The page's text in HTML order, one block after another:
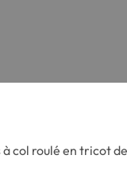
à col roulé en tricot